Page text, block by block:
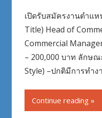
เปิดรับสมัครงานตำแ
Title) Head of
Commercial
– 200,000 บาท ลักษ
Style) –ปกติมีการทำง
Continue reading